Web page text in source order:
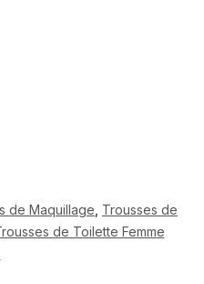
de Maquillage Trousses de
de Toilette Femme